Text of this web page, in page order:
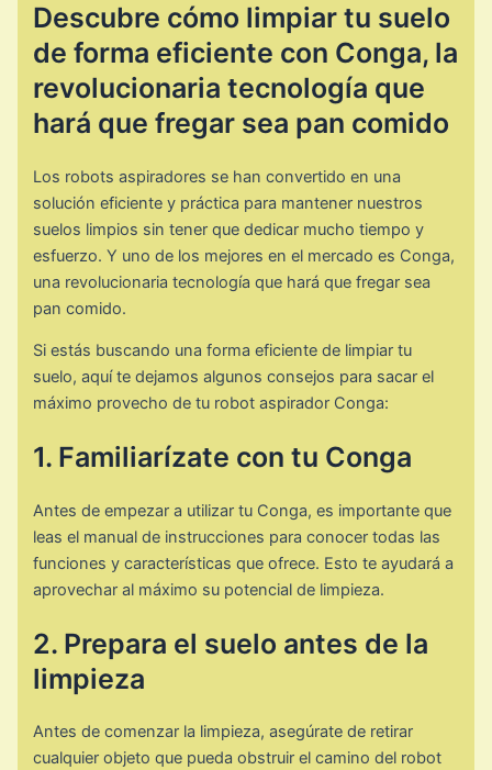
Descubre cómo limpiar tu suelo
de forma eficiente con Conga, la
revolucionaria tecnología que
hará que fregar sea pan comido
Los robots aspiradores se han convertido en una
solución eficiente y práctica para mantener nuestros
suelos limpios sin tener que dedicar mucho tiempo y
esfuerzo. Y uno de los mejores en el mercado es Conga,
una revolucionaria tecnología que hará que fregar sea
pan comido.
Si estás buscando una forma eficiente de limpiar tu
suelo, aquí te dejamos algunos consejos para sacar el
máximo provecho de tu robot aspirador Conga:
1. Familiarízate con tu Conga
Antes de empezar a utilizar tu Conga, es importante que
leas el manual de instrucciones para conocer todas las
funciones y características que ofrece. Esto te ayudará a
aprovechar al máximo su potencial de limpieza.
2. Prepara el suelo antes de la
limpieza
Antes de comenzar la limpieza, asegúrate de retirar
cualquier objeto que pueda obstruir el camino del robot